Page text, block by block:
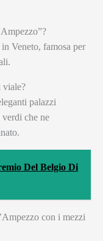
Veneto, famosa per
viale?
palazzi
che ne
Del Belgio Di
con i mezzi